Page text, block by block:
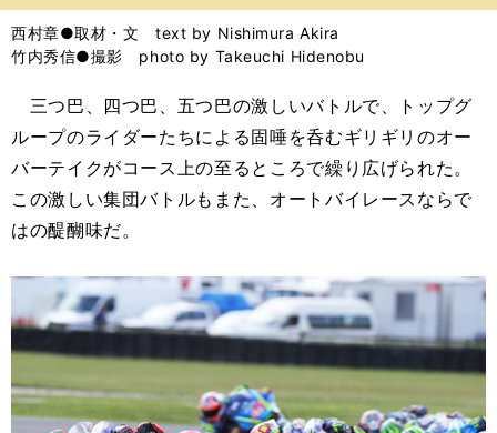
バ
西村章●取材・文 text by Nishimura Akira
竹内秀信●撮影 photo by Takeuchi Hidenobu
三つ巴、四つ巴、五つ巴の激しいバトルで、トップグ
ループのライダーたちによる固唾を呑むギリギリのオー
バーテイクがコース上の至るところで繰り広げられた。
この激しい集団バトルもまた、オートバイレースならで
はの醍醐味だ。